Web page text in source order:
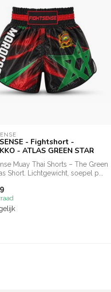
- Fightshort -
- ATLAS GREEN STAR
Muay Thai Shorts – The Green
Short. Lichtgewicht, soepel p...